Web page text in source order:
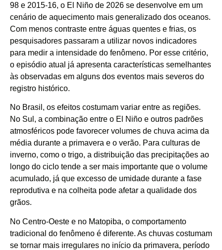
98 e 2015-16, o El Niño de 2026 se desenvolve em um
cenário de aquecimento mais generalizado dos oceanos.
Com menos contraste entre águas quentes e frias, os
pesquisadores passaram a utilizar novos indicadores
para medir a intensidade do fenômeno. Por esse critério,
o episódio atual já apresenta características semelhantes
às observadas em alguns dos eventos mais severos do
registro histórico.
No Brasil, os efeitos costumam variar entre as regiões.
No Sul, a combinação entre o El Niño e outros padrões
atmosféricos pode favorecer volumes de chuva acima da
média durante a primavera e o verão. Para culturas de
inverno, como o trigo, a distribuição das precipitações ao
longo do ciclo tende a ser mais importante que o volume
acumulado, já que excesso de umidade durante a fase
reprodutiva e na colheita pode afetar a qualidade dos
grãos.
No Centro-Oeste e no Matopiba, o comportamento
tradicional do fenômeno é diferente. As chuvas costumam
se tornar mais irregulares no início da primavera, período